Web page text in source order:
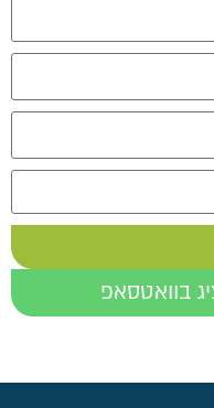
בוואטסאפ